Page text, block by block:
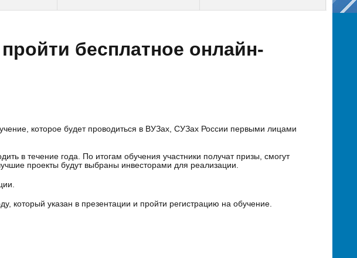
бесплатное онлайн-
которое будет проводиться в ВУЗах, СУЗах России первыми лицами
в течение года. По итогам обучения участники получат призы, смогут
проекты будут выбраны инвесторами для реализации.
который указан в презентации и пройти регистрацию на обучение.